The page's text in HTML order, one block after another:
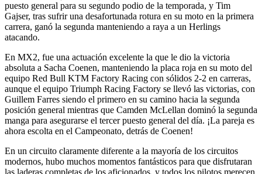
puesto general para su segundo podio de la temporada, y Tim
Gajser, tras sufrir una desafortunada rotura en su moto en la primera
carrera, ganó la segunda manteniendo a raya a un Herlings
atacando.
En MX2, fue una actuación excelente la que le dio la victoria
absoluta a Sacha Coenen, manteniendo la placa roja en su moto del
equipo Red Bull KTM Factory Racing con sólidos 2-2 en carreras,
aunque el equipo Triumph Racing Factory se llevó las victorias, con
Guillem Farres siendo el primero en su camino hacia la segunda
posición general mientras que Camden McLellan dominó la segunda
manga para asegurarse el tercer puesto general del día. ¡La pareja es
ahora escolta en el Campeonato, detrás de Coenen!
En un circuito claramente diferente a la mayoría de los circuitos
modernos, hubo muchos momentos fantásticos para que disfrutaran
las laderas completas de los aficionados, y todos los pilotos merecen